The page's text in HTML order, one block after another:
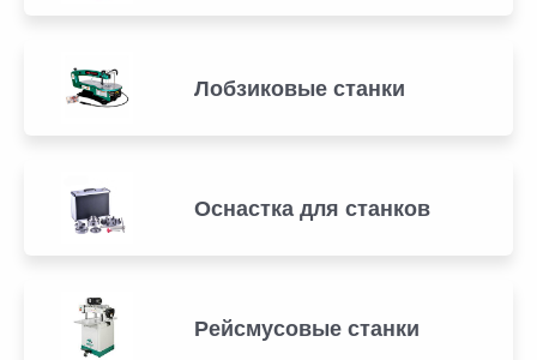
Лобзиковые станки
Оснастка для станков
Рейсмусовые станки